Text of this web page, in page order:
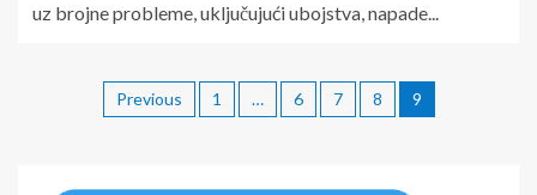
uz brojne probleme, uključujući ubojstva, napade...
Previous 1 … 6 7 8 9